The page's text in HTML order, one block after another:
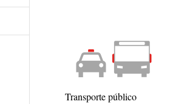
Transporte público